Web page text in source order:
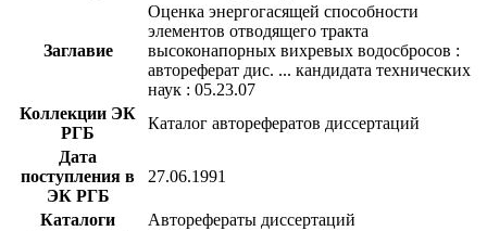
Заглавие
Оценка энергогасящей способности
элементов отводящего тракта
высоконапорных вихревых водосбросов :
автореферат дис. ... кандидата технических
наук : 05.23.07
Коллекции ЭК
РГБ
Каталог авторефератов диссертаций
Дата
поступления в
ЭК РГБ
27.06.1991
Каталоги
Авторефераты диссертаций